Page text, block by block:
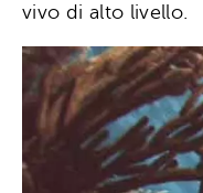
vivo di alto livello.